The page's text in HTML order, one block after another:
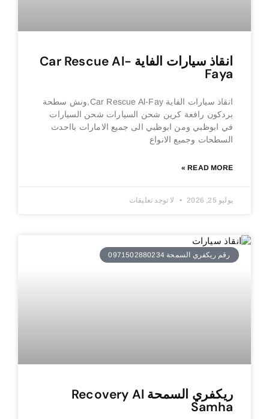
انقاذ سيارات الفاية Car Rescue Al-
Faya
انقاذ سيارات الفاية Car Rescue Al-Fay,ونش سطحة
بردكون رافعة كرين شحن السيارات شحن السيارات
في ابوظبي ومن ابوظبي الى جميع الامارات بااحدث
السطحات وجميع الانواع
READ MORE »
يوليو 25, 2026 لا توجد تعليقات
رقم ريكفري السمحة 0971502880234
ريكفري السمحة Recovery Al
Samha